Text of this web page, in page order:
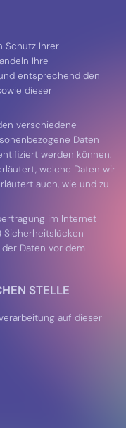
Schutz Ihrer
Ihre
entsprechend den
dieser
verschiedene
Daten
werden können.
welche Daten wir
auch, wie und zu
im Internet
Sicherheitslücken
Daten vor dem
STELLE
auf dieser